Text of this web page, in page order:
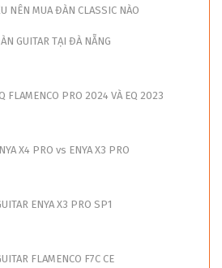
NÊN MUA ĐÀN CLASSIC NÀO
GUITAR TẠI ĐÀ NẴNG
FLAMENCO PRO 2024 VÀ EQ 2023
X4 PRO vs ENYA X3 PRO
ENYA X3 PRO SP1
FLAMENCO F7C CE